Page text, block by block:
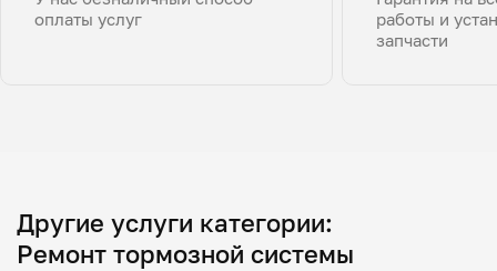
оплаты услуг
работы и
запчасти
Другие услуги категории:
Ремонт тормозной системы